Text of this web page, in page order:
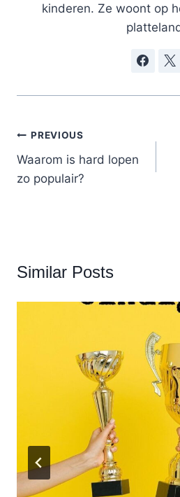
kinderen. Ze woont op
Post
navigation
PREVIOUS
Waarom is hard lopen
zo populair?
Similar Posts